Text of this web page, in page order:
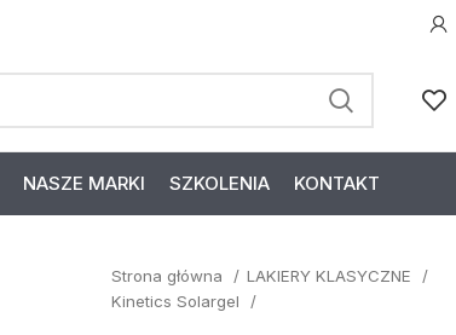
NASZE MARKI SZKOLENIA KONTAKT
Strona główna
LAKIERY KLASYCZNE
Kinetics Solargel